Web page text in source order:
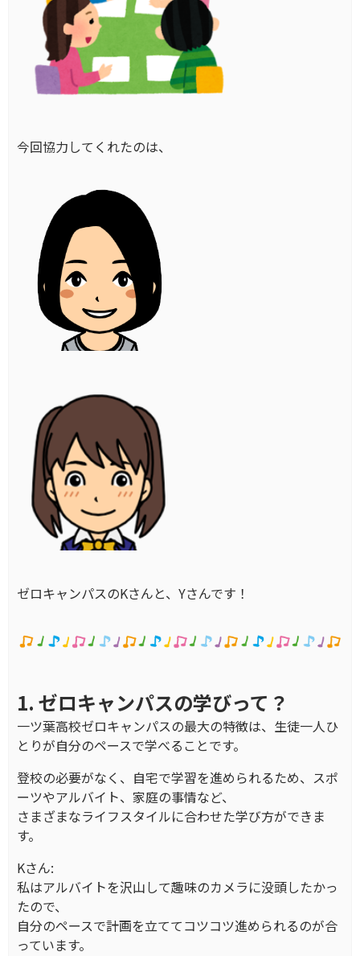
今回協力してくれたのは、
ゼロキャンパスのKさんと、Yさんです！
1. ゼロキャンパスの学びって？
一ツ葉高校ゼロキャンパスの最大の特徴は、生徒一人ひ
とりが自分のペースで学べることです。
登校の必要がなく、自宅で学習を進められるため、スポ
ーツやアルバイト、家庭の事情など、
さまざまなライフスタイルに合わせた学び方ができま
す。
Kさん:
私はアルバイトを沢山して趣味のカメラに没頭したかっ
たので、
自分のペースで計画を立ててコツコツ進められるのが合
っています。